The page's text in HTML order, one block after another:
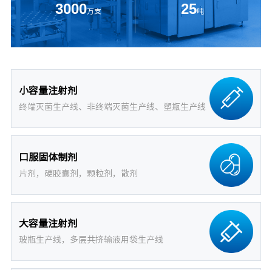
3000万支 25吨
小容量注射剂
终端灭菌生产线、非终端灭菌生产线、塑瓶生产线
口服固体制剂
片剂，硬胶囊剂，颗粒剂，散剂
大容量注射剂
玻瓶生产线，多层共挤输液用袋生产线